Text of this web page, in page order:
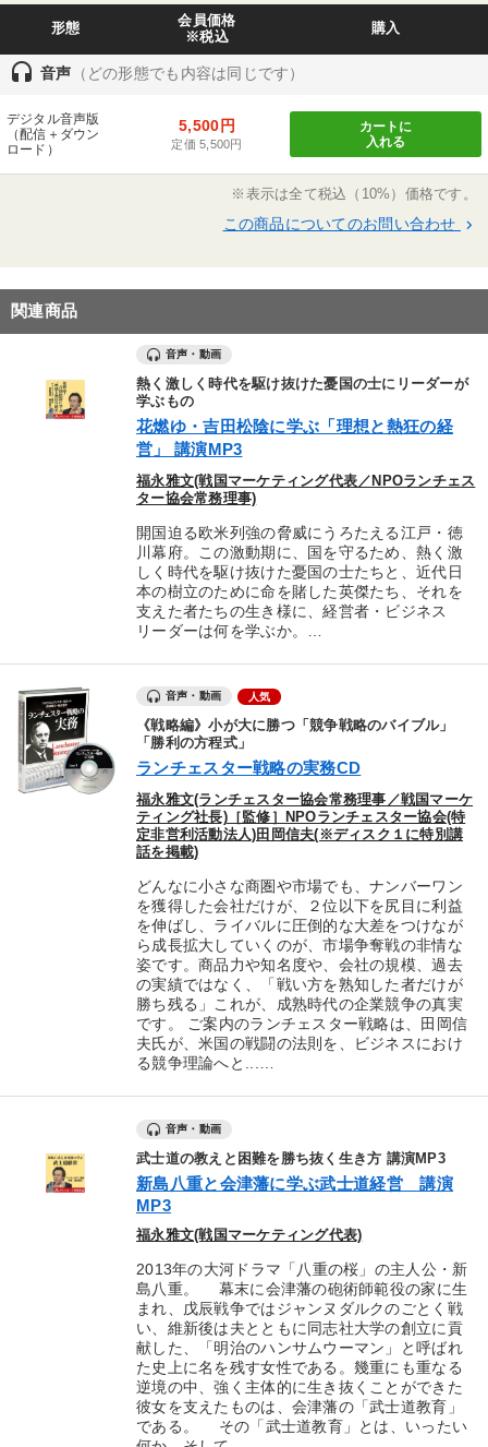
形態
会員価格
※税込
購入
headset 音声 （どの形態でも内容は同じです）
デジタル音声版
（配信＋ダウン
ロード）
5,500円
定価 5,500円
カートに
入れる
※表示は全て税込（10%）価格です。
この商品についてのお問い合わせ keyboard_arrow_right
関連商品
音声・動画
熱く激しく時代を駆け抜けた憂国の士にリーダーが
学ぶもの
花燃ゆ・吉田松陰に学ぶ「理想と熱狂の経
営」 講演MP3
福永雅文(戦国マーケティング代表／NPOランチェス
ター協会常務理事)
開国迫る欧米列強の脅威にうろたえる江戸・徳
川幕府。この激動期に、国を守るため、熱く激
しく時代を駆け抜けた憂国の士たちと、近代日
本の樹立のために命を賭した英傑たち、それを
支えた者たちの生き様に、経営者・ビジネス
リーダーは何を学ぶか。…
音声・動画 人気
《戦略編》小が大に勝つ「競争戦略のバイブル」
「勝利の方程式」
ランチェスター戦略の実務CD
福永雅文(ランチェスター協会常務理事／戦国マーケ
ティング社長)［監修］NPOランチェスター協会(特
定非営利活動法人)田岡信夫(※ディスク１に特別講
話を掲載)
どんなに小さな商圏や市場でも、ナンバーワン
を獲得した会社だけが、２位以下を尻目に利益
を伸ばし、ライバルに圧倒的な大差をつけなが
ら成長拡大していくのが、市場争奪戦の非情な
姿です。商品力や知名度や、会社の規模、過去
の実績ではなく、「戦い方を熟知した者だけが
勝ち残る」これが、成熟時代の企業競争の真実
です。 ご案内のランチェスター戦略は、田岡信
夫氏が、米国の戦闘の法則を、ビジネスにおけ
る競争理論へと...…
音声・動画
武士道の教えと困難を勝ち抜く生き方 講演MP3
新島八重と会津藩に学ぶ武士道経営 講演
MP3
福永雅文(戦国マーケティング代表)
2013年の大河ドラマ「八重の桜」の主人公・新
島八重。 幕末に会津藩の砲術師範役の家に生
まれ、戊辰戦争ではジャンヌダルクのごとく戦
い、維新後は夫とともに同志社大学の創立に貢
献した、「明治のハンサムウーマン」と呼ばれ
た史上に名を残す女性である。幾重にも重なる
逆境の中、強く主体的に生き抜くことができた
彼女を支えたものは、会津藩の「武士道教育」
である。 その「武士道教育」とは、いったい